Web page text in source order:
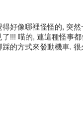
得好像哪裡怪怪的, 突
了!!! 喵的, 連這種怪事
踩的方式來發動機車.